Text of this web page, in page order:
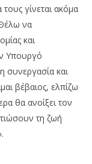
γίνεται ακόμα
να
και
Υπουργό
συνεργασία και
βέβαιος, ελπίζω
θα ανοίξει τον
τη ζωή